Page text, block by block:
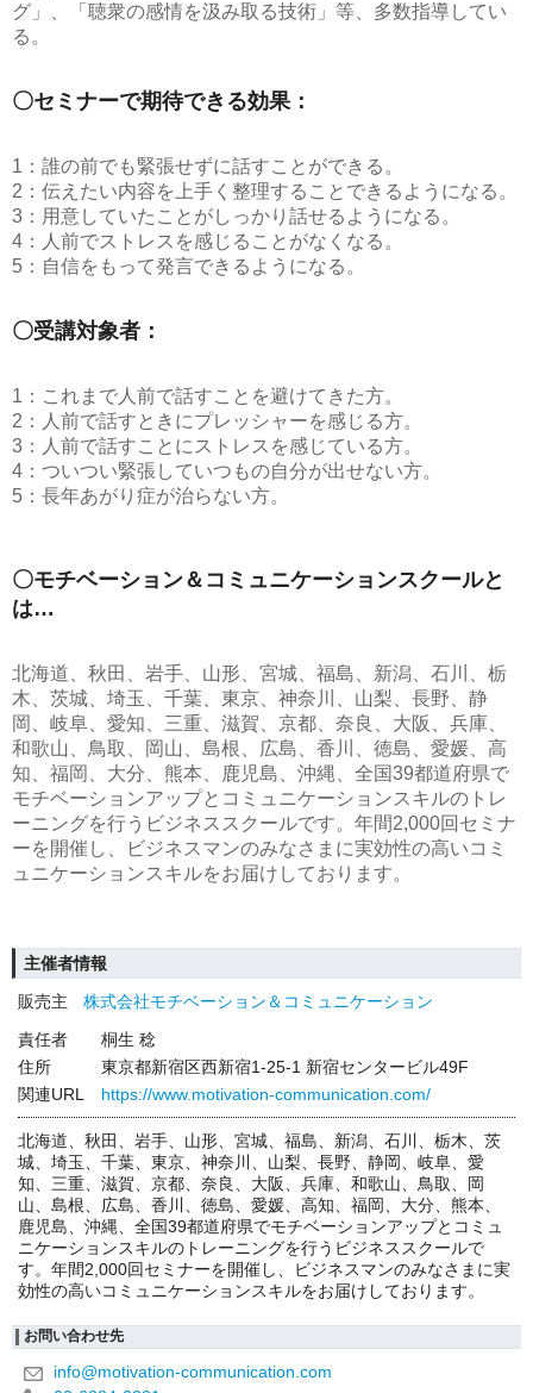
グ」、「聴衆の感情を汲み取る技術」等、多数指導してい
る。
〇セミナーで期待できる効果：
1：誰の前でも緊張せずに話すことができる。
2：伝えたい内容を上手く整理することできるようになる。
3：用意していたことがしっかり話せるようになる。
4：人前でストレスを感じることがなくなる。
5：自信をもって発言できるようになる。
〇受講対象者：
1：これまで人前で話すことを避けてきた方。
2：人前で話すときにプレッシャーを感じる方。
3：人前で話すことにストレスを感じている方。
4：ついつい緊張していつもの自分が出せない方。
5：長年あがり症が治らない方。
〇モチベーション＆コミュニケーションスクールと
は…
北海道、秋田、岩手、山形、宮城、福島、新潟、石川、栃
木、茨城、埼玉、千葉、東京、神奈川、山梨、長野、静
岡、岐阜、愛知、三重、滋賀、京都、奈良、大阪、兵庫、
和歌山、鳥取、岡山、島根、広島、香川、徳島、愛媛、高
知、福岡、大分、熊本、鹿児島、沖縄、全国39都道府県で
モチベーションアップとコミュニケーションスキルのトレ
ーニングを行うビジネススクールです。年間2,000回セミナ
ーを開催し、ビジネスマンのみなさまに実効性の高いコミ
ュニケーションスキルをお届けしております。
主催者情報
販売主
株式会社モチベーション＆コミュニケーション
責任者
桐生 稔
住所
東京都新宿区西新宿1-25-1 新宿センタービル49F
関連URL
https://www.motivation-communication.com/
北海道、秋田、岩手、山形、宮城、福島、新潟、石川、栃木、茨
城、埼玉、千葉、東京、神奈川、山梨、長野、静岡、岐阜、愛
知、三重、滋賀、京都、奈良、大阪、兵庫、和歌山、鳥取、岡
山、島根、広島、香川、徳島、愛媛、高知、福岡、大分、熊本、
鹿児島、沖縄、全国39都道府県でモチベーションアップとコミュ
ニケーションスキルのトレーニングを行うビジネススクールで
す。年間2,000回セミナーを開催し、ビジネスマンのみなさまに実
効性の高いコミュニケーションスキルをお届けしております。
お問い合わせ先
info@motivation-communication.com